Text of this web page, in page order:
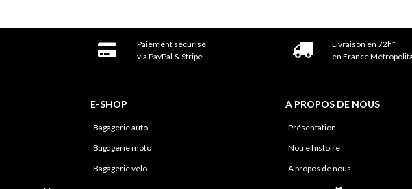
Paiement sécurisé
via PayPal & Stripe
Livraison en 72h*
en France
E-SHOP
Bagagerie auto
Bagagerie moto
Bagagerie vélo
A PROPOS DE NOUS
Présentation
Notre histoire
A propos de nous